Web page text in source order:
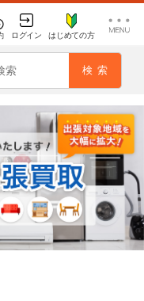
ログイン はじめての方